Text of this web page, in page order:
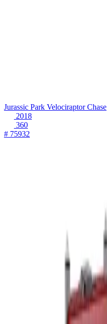
Jurassic Park Velociraptor Chase
2018
360
# 75932